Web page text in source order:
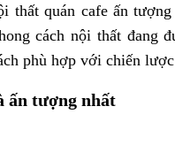
thất quán cafe ấn
cách nội thất đang
phù hợp với chiến
ấn tượng nhất